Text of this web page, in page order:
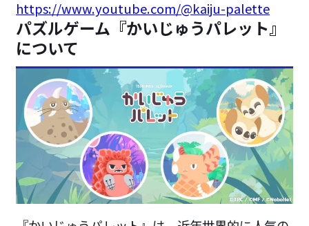
https://www.youtube.com/@kaiju-palette
パズルゲーム『かいじゅうパレット』
について